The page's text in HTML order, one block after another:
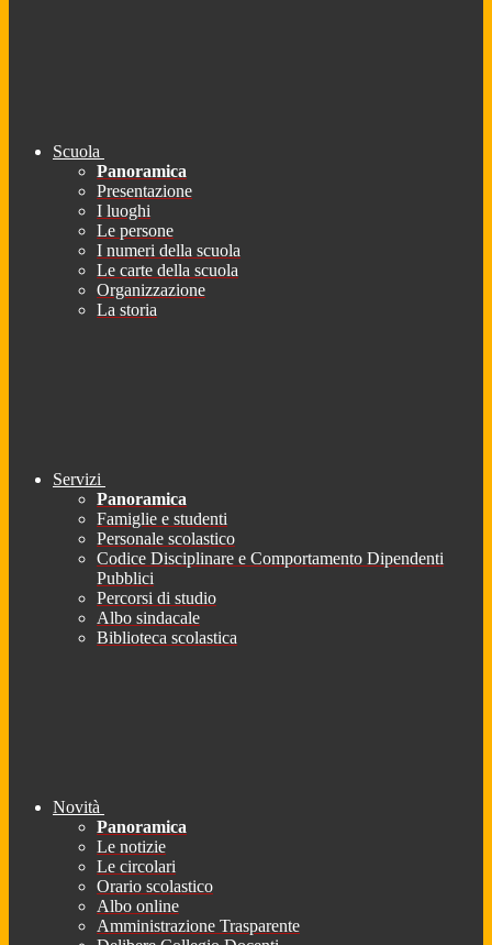
Scuola
Panoramica
Presentazione
I luoghi
Le persone
I numeri della scuola
Le carte della scuola
Organizzazione
La storia
Servizi
Panoramica
Famiglie e studenti
Personale scolastico
Codice Disciplinare e Comportamento Dipendenti
Pubblici
Percorsi di studio
Albo sindacale
Biblioteca scolastica
Novità
Panoramica
Le notizie
Le circolari
Orario scolastico
Albo online
Amministrazione Trasparente